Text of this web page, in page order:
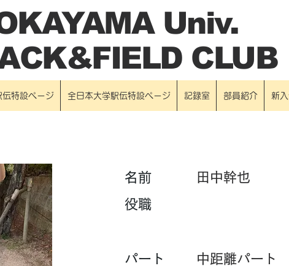
Univ.
CLUB
伝特設ページ 全日本大学駅伝特設ページ 記録室 部員紹介 新
​名前
​役職
田中幹也
パート 中距離パート